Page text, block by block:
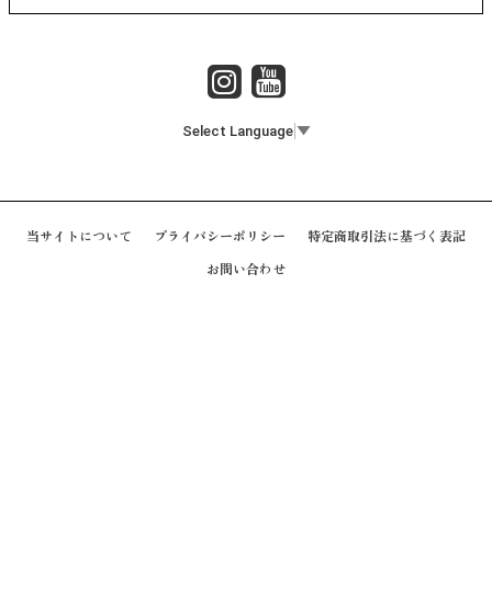
Select Language ▼
当サイトについて プライバシーポリシー 特定商取引法に基づく表記
お問い合わせ